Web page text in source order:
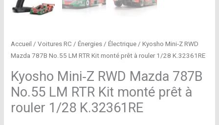
Accueil /Voitures RC /Énergies /Électrique / Kyosho Mini‑Z RWD
Mazda 787B No.55 LM RTR Kit monté prêt à rouler 1/28 K.32361RE
Kyosho Mini‑Z RWD Mazda 787B
No.55 LM RTR Kit monté prêt à
rouler 1/28 K.32361RE